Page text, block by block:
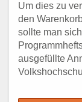
Um dies zu
den
sollte man
ausgefüllte